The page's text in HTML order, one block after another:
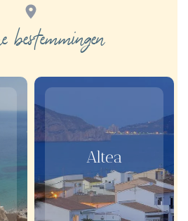
bestemmingen
Altea